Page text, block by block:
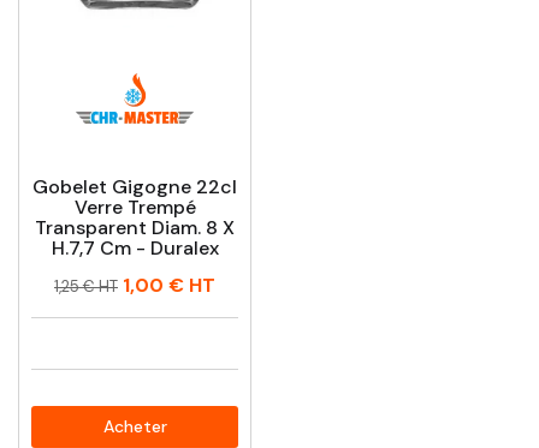
Gobelet Gigogne 22cl
Verre Trempé
Transparent Diam. 8 X
H.7,7 Cm - Duralex
Prix
Prix
1,25 € HT 1,00 € HT
Acheter